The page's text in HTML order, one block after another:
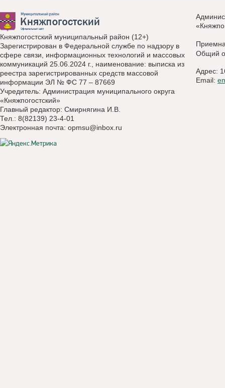
Княжпогостский муниципальный район (12+)
Зарегистрирован в Федеральной службе по надзору в
сфере связи, информационных технологий и массовых
коммуникаций 25.06.2024 г., наименование: выписка из
реестра зарегистрированных средств массовой
информации ЭЛ № ФС 77 – 87669
Учредитель: Администрация муниципального округа
«Княжпогостский»
Главный редактор: Смирнягина И.В.
Тел.: 8(82139) 23-4-01
Электронная почта: opmsu@inbox.ru
Общий
Адрес:
Email: